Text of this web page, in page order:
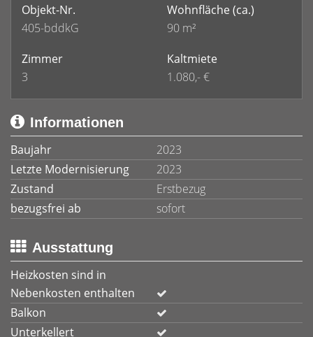
Objekt-Nr.
405-bddkG
Wohnfläche (ca.)
90 m²
Zimmer
3
Kaltmiete
1.080,- €
Informationen
Baujahr
2023
Letzte Modernisierung
2023
Zustand
Erstbezug
bezugsfrei ab
sofort
Ausstattung
Heizkosten sind in
Nebenkosten enthalten
Balkon
Unterkellert